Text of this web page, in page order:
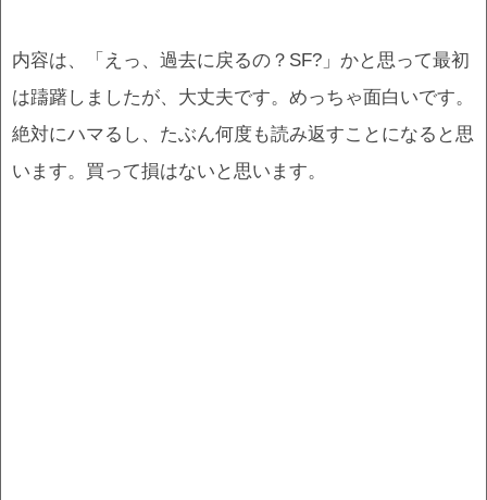
内容は、「えっ、過去に戻るの？SF?」かと思って最初
は躊躇しましたが、大丈夫です。めっちゃ面白いです。
絶対にハマるし、たぶん何度も読み返すことになると思
います。買って損はないと思います。